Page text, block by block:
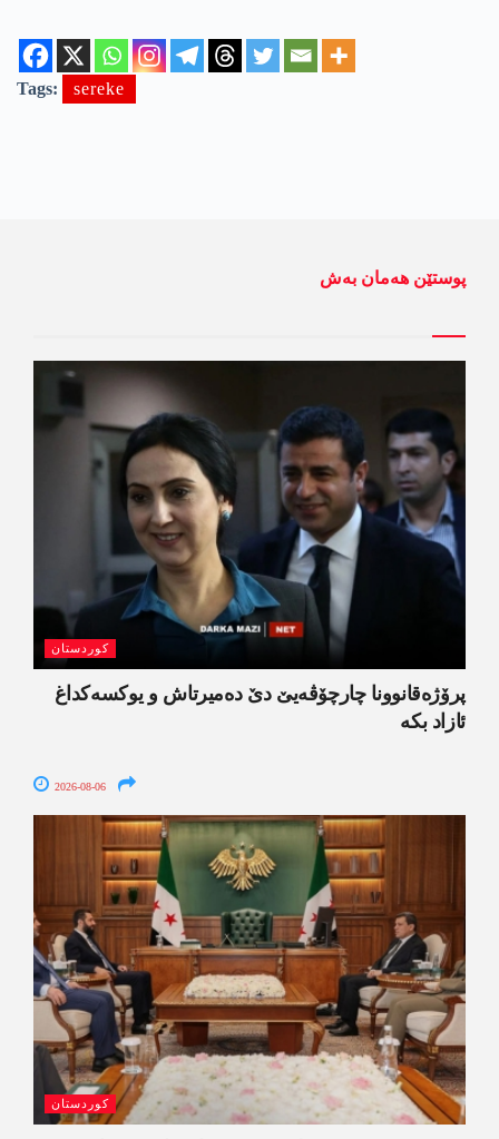
Tags: sereke
پوستێن ھەمان بەش
کوردستان
پرۆژەقانوونا چارچۆڤەیێ دێ دەمیرتاش و یوکسەکداغ
ئازاد بکە
2026-08-06
کوردستان